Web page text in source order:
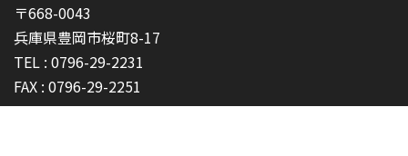
〒668-0043
兵庫県豊岡市桜町8-17
TEL : 0796-29-2231
FAX : 0796-29-2251